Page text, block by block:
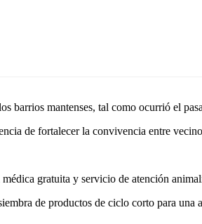
barrios mantenses, tal como ocurrió el
de fortalecer la convivencia entre
gratuita y servicio de atención
de productos de ciclo corto para una